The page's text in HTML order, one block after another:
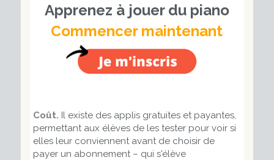
Apprenez à jouer du piano
Commencer maintenant
Coût. Il existe des applis gratuites et payantes,
permettant aux élèves de les tester pour voir si
elles leur conviennent avant de choisir de
payer un abonnement – qui s'élève